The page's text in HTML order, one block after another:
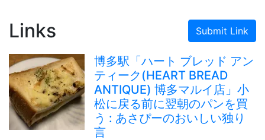
Links Submit Link
博多駅「ハート ブレッド アン
ティーク(HEART BREAD
ANTIQUE) 博多マルイ店」小
松に戻る前に翌朝のパンを買
う : あさぴーのおいしい独り
言